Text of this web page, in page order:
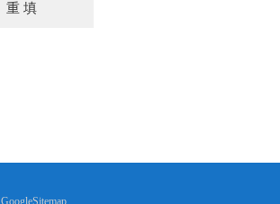
GoogleSitemap